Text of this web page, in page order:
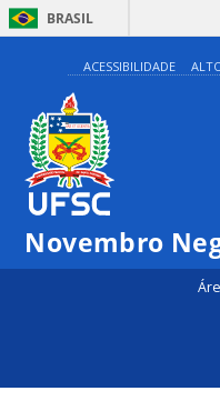
BRASIL
ACESSIBILIDADE
Novembro